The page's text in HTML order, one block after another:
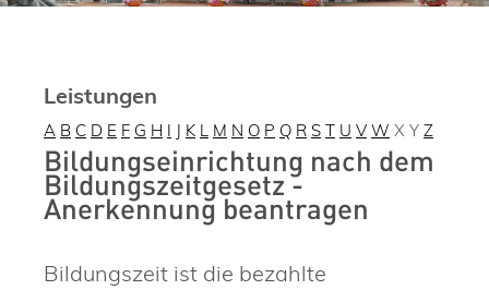
Leistungen
A B C D E F G H I J K L M N O P Q R S T U V W X Y Z
Bildungseinrichtung nach dem
Bildungszeitgesetz -
Anerkennung beantragen
Bildungszeit ist die bezahlte